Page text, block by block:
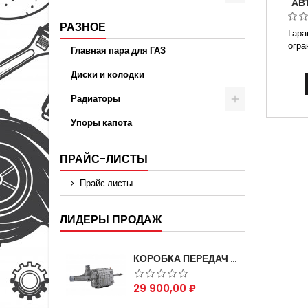
РАЗНОЕ
Главная пара для ГАЗ
Диски и колодки
Радиаторы
Упоры капота
ПРАЙС-ЛИСТЫ
Прайс листы
ЛИДЕРЫ ПРОДАЖ
КОРОБКА ПЕРЕДАЧ НА ДЛЯ АВТОМОБИЛЯ ГАЗЕЛЬ 3302 АРТИКУЛ 3302-1700010 (УСИЛЕННАЯ)
Цена
29 900,00 ₽
на